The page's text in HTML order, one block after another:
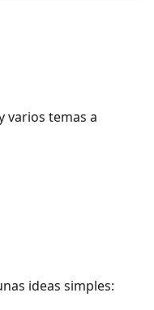
varios temas a
ideas simples: